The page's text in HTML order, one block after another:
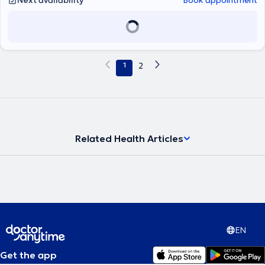
specialization includes neoplasms of the gastrointestinal system.
the Hellenic Society of Medical Oncologists (HSO), and the
1 2
Related Health Articles
EN
Get the app